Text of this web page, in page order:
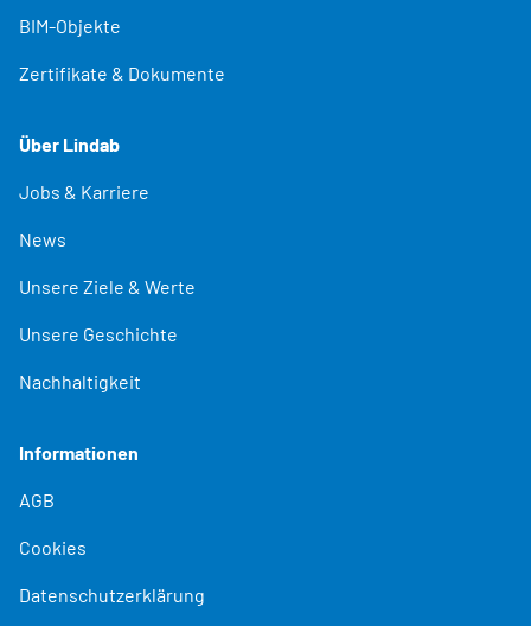
BIM-Objekte
Zertifikate & Dokumente
Über Lindab
Jobs & Karriere
News
Unsere Ziele & Werte
Unsere Geschichte
Nachhaltigkeit
Informationen
AGB
Cookies
Datenschutzerklärung